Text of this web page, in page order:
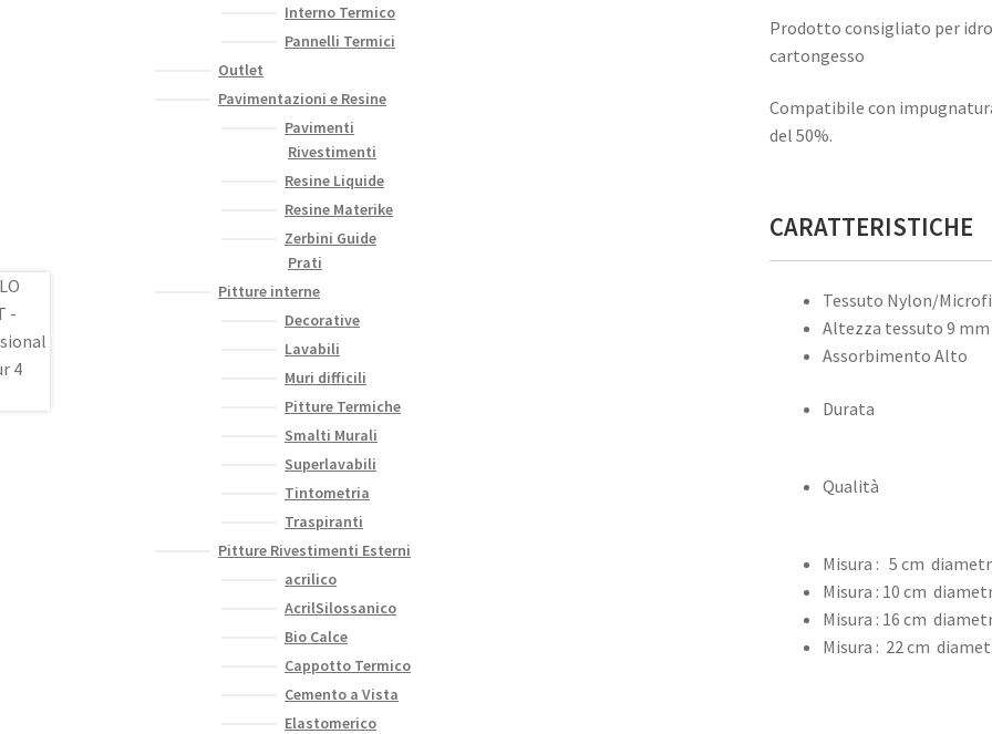
Prodotto consigliato per
cartongesso
Compatibile con
del 50%.
CARATTERISTICHE
Tessuto Nylon/
Altezza tessuto 9 mm
Assorbimento Alto
Durata
Qualità
Misura : 5 cm
Misura : 10 cm
Misura : 16 cm
Misura : 22 cm
Interno Termico
Pannelli Termici
Outlet
Pavimentazioni e Resine
Pavimenti
Rivestimenti
Resine Liquide
Resine Materike
Zerbini Guide
Prati
Pitture interne
Decorative
Lavabili
Muri difficili
Pitture Termiche
Smalti Murali
Superlavabili
Tintometria
Traspiranti
Pitture Rivestimenti Esterni
acrilico
AcrilSilossanico
Bio Calce
Cappotto Termico
Cemento a Vista
Elastomerico